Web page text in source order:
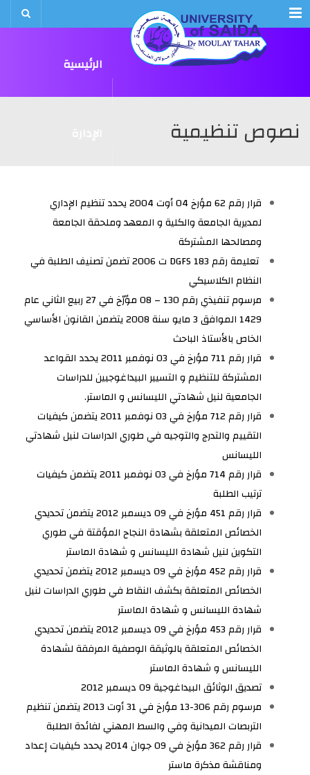
Menu
الرئيسية
المجالس
الأقسام
التظاهرات
العلمية
الخدمات
استعمال
الزمن
نصوص تنظيمية
قرار رقم 62 مؤرخ 04 أوت 2004 يحدد تنظيم الإداري
لمديرية الجامعة والكلية و المعهد وملحقة الجامعة
ومصالحها المشتركة
تعليمة رقم DGFS 183 ت 2006 تضمن تصنيف الطلبة في
النظام الكلاسيكي
مرسوم تنفيذي رقم 130 – 08 مؤرّخ في 27 ربيع الثاني عام
1429 الموافق 3 مايو سنة 2008 يتضمن القانون الأساسي
الخاص بالأستاذ الباحث
قرار رقم 711 مؤرخ في 03 نوفمبر 2011 يحدد القواعد
المشتركة للتنظيم و التسيير البيداغوجيين للدراسات
الجامعية لنيل شهادتي الليسانس و الماستر.
قرار رقم 712 مؤرخ في 03 نوفمبر 2011 يتضمن كيفيات
التقييم والتدرج والتوجيه في طوري الدراسات لنيل شهادتي
الليسانس
قرار رقم 714 مؤرخ في 03 نوفمبر 2011 يتضمن كيفيات
ترتيب الطلبة
قرار رقم 451 مؤرخ في 09 ديسمبر 2012 يتضمن تحديدي
الخصائص المتعلقة بشهادة النجاح المؤقتة في طوري
التكوين لنيل شهادة الليسانس و شهادة الماستر
قرار رقم 452 مؤرخ في 09 ديسمبر 2012 يتضمن تحديدي
الخصائص المتعلقة بكشف النقاط في طوري الدراسات لنيل
شهادة الليسانس و شهادة الماستر
قرار رقم 453 مؤرخ في 09 ديسمبر 2012 يتضمن تحديدي
الخصائص المتعلقة بالوثيقة الوصفية المرفقة لشهادة
الليسانس و شهادة الماستر
تصديق الوثائق البيداغوجية 09 ديسمبر 2012
مرسوم رقم 306-13 مؤرخ في 31 أوت 2013 يتضمن تنظيم
التربصات الميدانية وفي والسط المهني لفائدة الطلبة
قرار رقم 362 مؤرخ في 09 جوان 2014 يحدد كيفيات إعداد
ومناقشة مذكرة ماستر